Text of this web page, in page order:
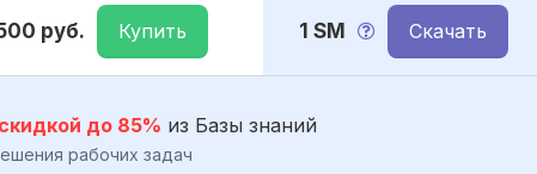
руб. Купить 1 SM Скачать
скидкой до 85% из Базы знаний
рабочих задач